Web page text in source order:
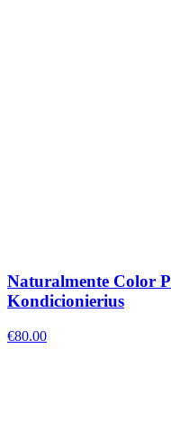
Naturalmente Color
Kondicionierius
€80.00